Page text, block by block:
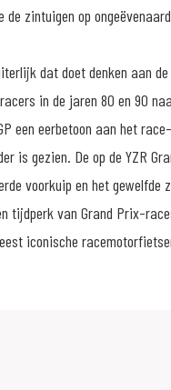
de zintuigen op
dat doet denken aan
in de jaren 80 en 90
een eerbetoon aan het
is gezien. De op de YZR
voorkuip en het gewelfde
tijdperk van Grand Prix-
iconische